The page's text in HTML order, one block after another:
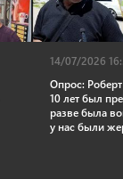
14/07/2026
Опрос:
10 лет был
разве была
у нас были